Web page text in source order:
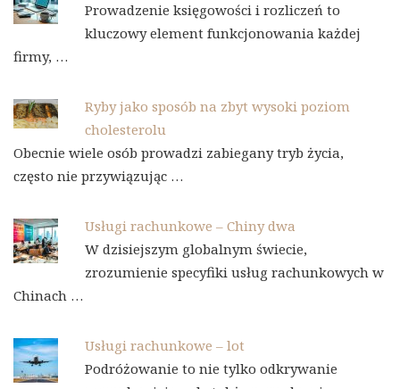
Prowadzenie księgowości i rozliczeń to
kluczowy element funkcjonowania każdej
firmy, …
Ryby jako sposób na zbyt wysoki poziom
cholesterolu
Obecnie wiele osób prowadzi zabiegany tryb życia,
często nie przywiązując …
Usługi rachunkowe – Chiny dwa
W dzisiejszym globalnym świecie,
zrozumienie specyfiki usług rachunkowych w
Chinach …
Usługi rachunkowe – lot
Podróżowanie to nie tylko odkrywanie